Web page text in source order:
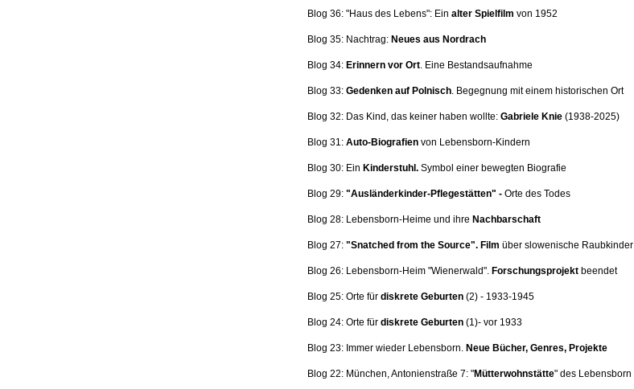
Blog 36: "Haus des Lebens": Ein alter Spielfilm von 1952
Blog 35: Nachtrag: Neues aus Nordrach
Blog 34: Erinnern vor Ort. Eine Bestandsaufnahme
Blog 33: Gedenken auf Polnisch. Begegnung mit einem historischen Ort
Blog 32: Das Kind, das keiner haben wollte: Gabriele Knie (1938-2025)
Blog 31: Auto-Biografien von Lebensborn-Kindern
Blog 30: Ein Kinderstuhl. Symbol einer bewegten Biografie
Blog 29: "Ausländerkinder-Pflegestätten" - Orte des Todes
Blog 28: Lebensborn-Heime und ihre Nachbarschaft
Blog 27: "Snatched from the Source". Film über slowenische Raubkinder
Blog 26: Lebensborn-Heim "Wienerwald". Forschungsprojekt beendet
Blog 25: Orte für diskrete Geburten (2) - 1933-1945
Blog 24: Orte für diskrete Geburten (1)- vor 1933
Blog 23: Immer wieder Lebensborn. Neue Bücher, Genres, Projekte
Blog 22: München, Antonienstraße 7: "Mütterwohnstätte" des Lebensborn